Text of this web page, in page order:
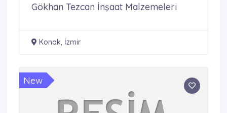
Gökhan Tezcan İnşaat Malzemeleri
Konak, İzmir
New